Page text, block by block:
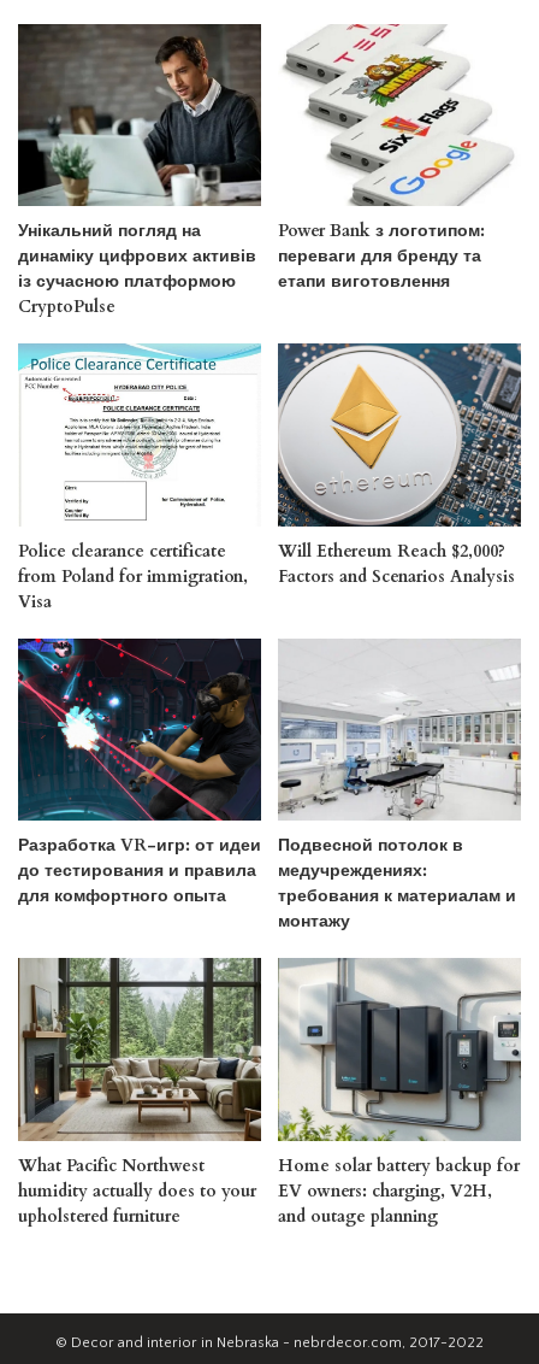
Унікальний погляд на
динаміку цифрових активів
із сучасною платформою
CryptoPulse
Power Bank з логотипом:
переваги для бренду та
етапи виготовлення
Police clearance certificate
from Poland for immigration,
Visa
Will Ethereum Reach $2,000?
Factors and Scenarios Analysis
Разработка VR-игр: от идеи
до тестирования и правила
для комфортного опыта
Подвесной потолок в
медучреждениях:
требования к материалам и
монтажу
What Pacific Northwest
humidity actually does to your
upholstered furniture
Home solar battery backup for
EV owners: charging, V2H,
and outage planning
© Decor and interior in Nebraska - nebrdecor.com, 2017-2022